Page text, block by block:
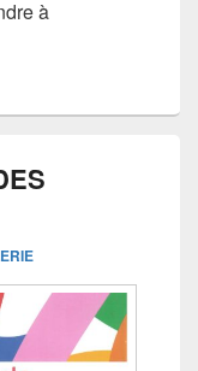
à
SUR LE THEME DE